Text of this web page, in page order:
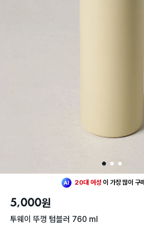
1 2 3
최근 한달120명이구매
구
5,000원
투웨이 뚜껑 텀블러 760 ml